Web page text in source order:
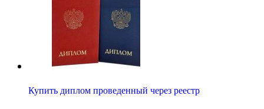
Купить диплом проведенный через реестр